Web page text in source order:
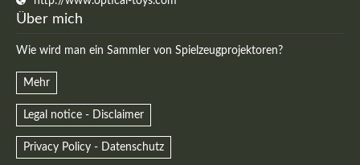
Über mich
Wie wird man ein Sammler von Spielzeugprojektoren?
Mehr
Legal notice - Disclaimer
Privacy Policy - Datenschutz